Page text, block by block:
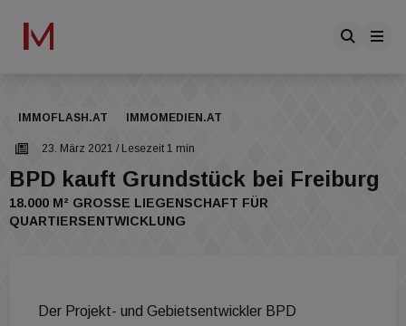
IMMOFLASH.AT IMMOMEDIEN.AT
23. März 2021 / Lesezeit 1 min
BPD kauft Grundstück bei Freiburg
18.000 M² GROSSE LIEGENSCHAFT FÜR Q
UARTIERSENTWICKLUNG
Der Projekt- und Gebietsentwickler BPD